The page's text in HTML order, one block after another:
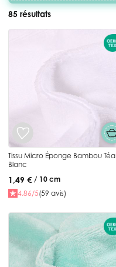
85 résultats
Tissu Micro Éponge Bambou Téa
Blanc
1,49 € / 10 cm
4.86/5(59 avis)